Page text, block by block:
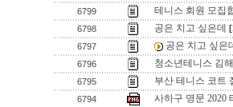
6799 테니스 회원 모집
6798 공은 치고 싶은데
6797
공은 치고 싶은
6796 청소년테니스 김
6795 부산 테니스 코트
6794 사하구 명문 2020